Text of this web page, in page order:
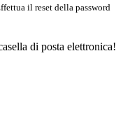
il reset della password
di posta elettronica!